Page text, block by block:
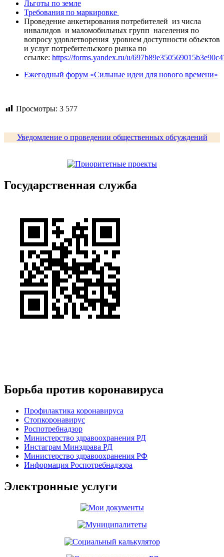
Льготы по земле
Требования по маркировке
Проведение анкетирования потребителей из числа
инвалидов и маломобильных групп населения по
вопросу удовлетворения уровнем доступности объектов
и услуг потребительского рынка по
ссылке: https://forms.yandex.ru/u/
Ежегодный форум «Сильные идеи для нового времени»
Просмотры: 3 577
Уведомление о проведении общественных обсуждений
Государственная служба
Борьба против коронавируса
Профилактика коронавируса
Стопкоронавирус
Роспотребнадзор
Министерство здравоохранения РД
Инстаграм Минздрава РД
Министерство здравоохранения РФ
Информация Роспотребнадзора
Электронные услуги